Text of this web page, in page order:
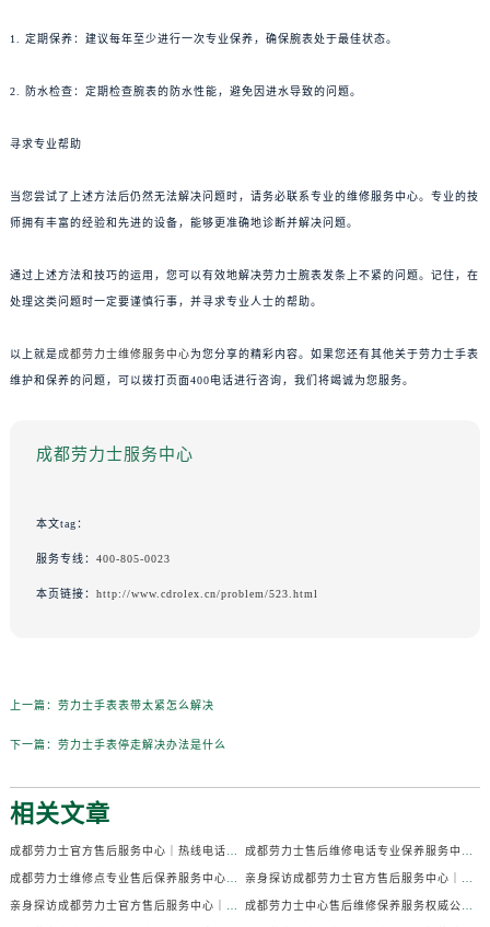
1. 定期保养：建议每年至少进行一次专业保养，确保腕表处于最佳状态。
2. 防水检查：定期检查腕表的防水性能，避免因进水导致的问题。
寻求专业帮助
当您尝试了上述方法后仍然无法解决问题时，请务必联系专业的维修服务中心。专业的技
师拥有丰富的经验和先进的设备，能够更准确地诊断并解决问题。
通过上述方法和技巧的运用，您可以有效地解决劳力士腕表发条上不紧的问题。记住，在
处理这类问题时一定要谨慎行事，并寻求专业人士的帮助。
以上就是成都劳力士维修服务中心为您分享的精彩内容。如果您还有其他关于劳力士手表
维护和保养的问题，可以拨打页面400电话进行咨询，我们将竭诚为您服务。
成都劳力士服务中心
本文tag：
服务专线： 400-805-0023
本页链接： http://www.cdrolex.cn/problem/523.html
上一篇： 劳力士手表表带太紧怎么解决
下一篇： 劳力士手表停走解决办法是什么
相关文章
成都劳力士官方售后服务中心｜热线电话及门店地址权威信息公示（2026年7月最新） 成都劳力士售后维修电话专业保养服务中心权威公示（2026年7月最新）
成都劳力士维修点专业售后保养服务中心权威公示（2026年7月最新） 亲身探访成都劳力士官方售后服务中心｜全部地址及热线电话（2026年7月最新）
亲身探访成都劳力士官方售后服务中心｜官方电话和详细网点地址（2026年7月最新） 成都劳力士中心售后维修保养服务权威公示（2026年7月最新）